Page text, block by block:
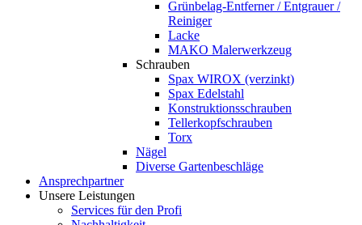
Grünbelag-Entferner / Entgrauer /
Reiniger
Lacke
MAKO Malerwerkzeug
Schrauben
Spax WIROX (verzinkt)
Spax Edelstahl
Konstruktionsschrauben
Tellerkopfschrauben
Torx
Nägel
Diverse Gartenbeschläge
Ansprechpartner
Unsere Leistungen
Services für den Profi